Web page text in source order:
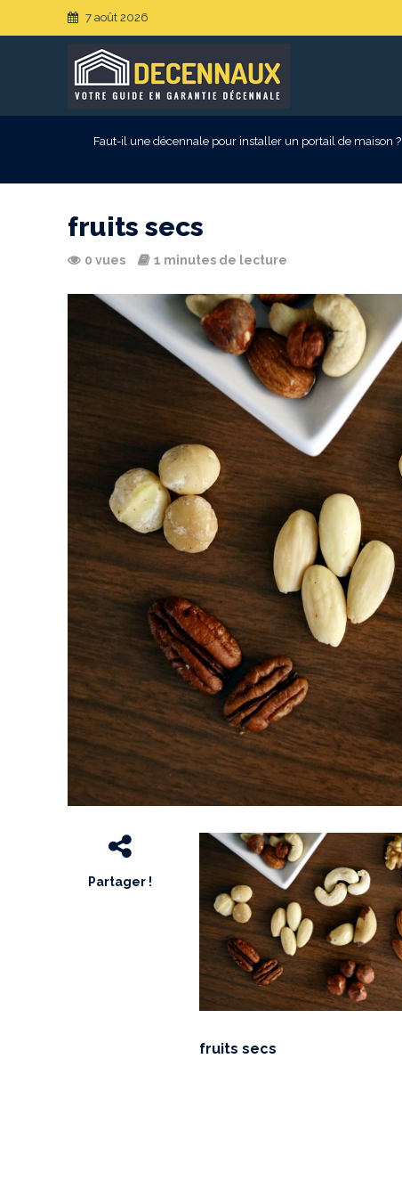
7 août 2026
Faut-il une décennale pour installer un portail de maison ?
fruits secs
0 vues 1 minutes de lecture
Partager !
fruits secs